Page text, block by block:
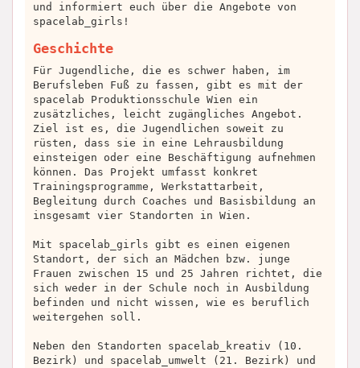
und informiert euch über die Angebote von
spacelab_girls!
Geschichte
Für Jugendliche, die es schwer haben, im
Berufsleben Fuß zu fassen, gibt es mit der
spacelab Produktionsschule Wien ein
zusätzliches, leicht zugängliches Angebot.
Ziel ist es, die Jugendlichen soweit zu
rüsten, dass sie in eine Lehrausbildung
einsteigen oder eine Beschäftigung aufnehmen
können. Das Projekt umfasst konkret
Trainingsprogramme, Werkstattarbeit,
Begleitung durch Coaches und Basisbildung an
insgesamt vier Standorten in Wien.
Mit spacelab_girls gibt es einen eigenen
Standort, der sich an Mädchen bzw. junge
Frauen zwischen 15 und 25 Jahren richtet, die
sich weder in der Schule noch in Ausbildung
befinden und nicht wissen, wie es beruflich
weitergehen soll.
Neben den Standorten spacelab_kreativ (10.
Bezirk) und spacelab_umwelt (21. Bezirk) und